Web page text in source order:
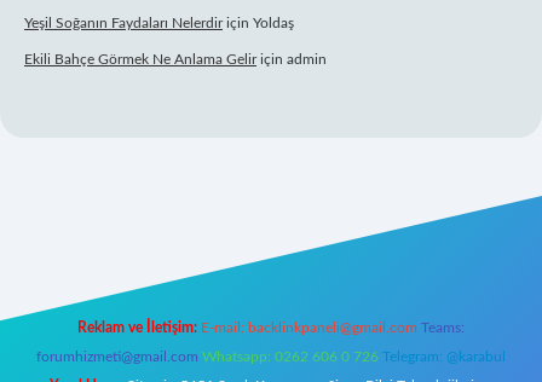
Yeşil Soğanın Faydaları Nelerdiriçin Yoldaş
Ekili Bahçe Görmek Ne Anlama Geliriçin admin
Reklam ve İletişim: E-mail: backlinkpaneli@gmail.com Teams:
forumhizmeti@gmail.com Whatsapp: 0262 606 0 726 Telegram: @karabul